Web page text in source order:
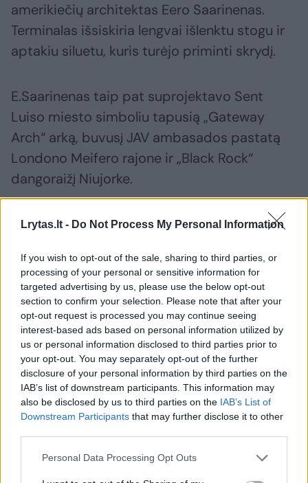
Lrytas.lt - Do Not Process My Personal Information
If you wish to opt-out of the sale, sharing to third parties, or
processing of your personal or sensitive information for
targeted advertising by us, please use the below opt-out
section to confirm your selection. Please note that after your
opt-out request is processed you may continue seeing
interest-based ads based on personal information utilized by
us or personal information disclosed to third parties prior to
your opt-out. You may separately opt-out of the further
disclosure of your personal information by third parties on the
IAB’s list of downstream participants. This information may
also be disclosed by us to third parties on the IAB’s List of
Downstream Participants that may further disclose it to other
Personal Data Processing Opt Outs
amerikiečių architektas Eero Saarinenas.
Terminalas išsiskiria lengvai išlenktu stogu ir
aptakiu siluetu, kuris turėjo priminti skrydį.
E.Saarinenas taip pat suprojektavo Sent
Luiso miesto simboliu tapusią „Gateway
Arch“ arką, buvusį JAV ambasados pastatą
Londono Meifero rajone ir „Black Rock“
dangoraižį Niujorke.
Nors oro uostas bus iš esmės pertvarkytas,
ir jo architektūrinį charakterį.
JAV prezidentas Donaldas Trumpas pareiškė,
kad bus pakeisti dabartiniai C ir D korpusai,
kuriuos jis pavadino visiška nelaime, tačiau
E.Saarineno sukurtas terminalas liks.
Projektinius pasiūlymus pateikė daugiau kaip
30 architektų ir komandų. Viešai pristatytos
būsimo oro uosto vizualizacijos priskiriamos